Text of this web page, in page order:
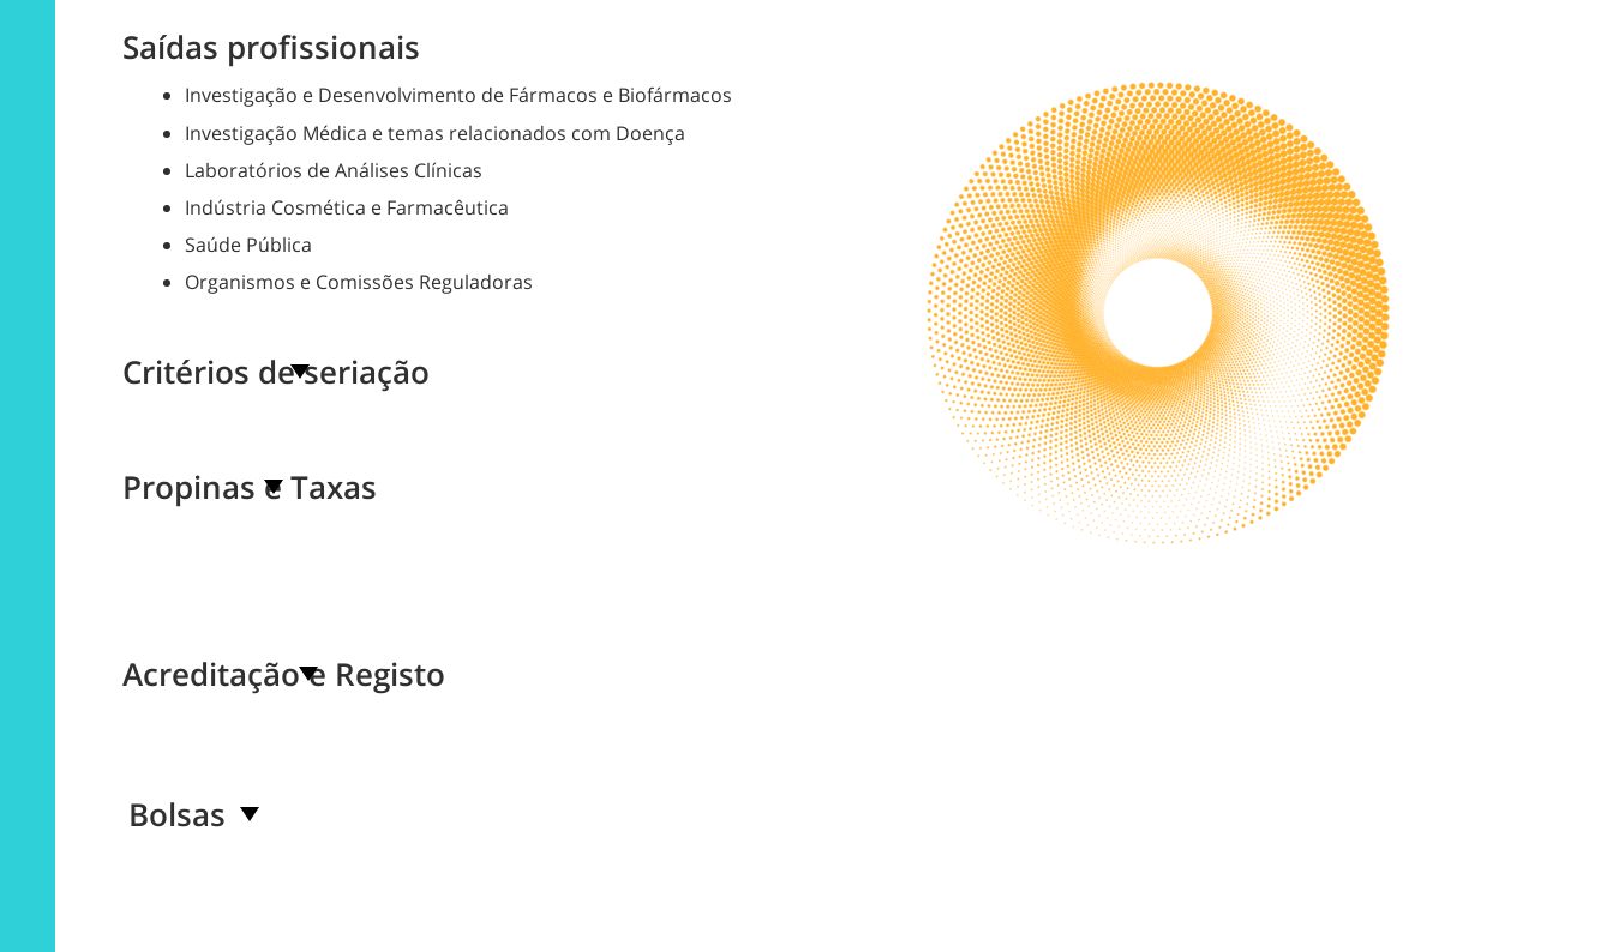
Saídas profissionais
Investigação e Desenvolvimento de Fármacos e Biofármacos
Investigação Médica e temas relacionados com Doença
Laboratórios de Análises Clínicas
Indústria Cosmética e Farmacêutica
Saúde Pública
Organismos e Comissões Reguladoras
Critérios de seriação
Propinas e Taxas
Acreditação e Registo
Bolsas